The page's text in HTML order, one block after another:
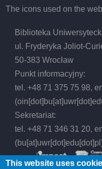
The icons used on the
Biblioteka
ul. Fryderyka Joliot-
50-383 Wrocław
Punkt informacyjny:
tel. +48 71 375 75 98,
Sekretariat:
tel. +48 71 346 31 20,
This website uses